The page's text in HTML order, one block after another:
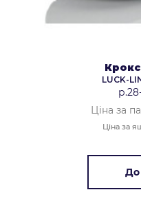
LUCK-
Ціна за
Ціна за
До